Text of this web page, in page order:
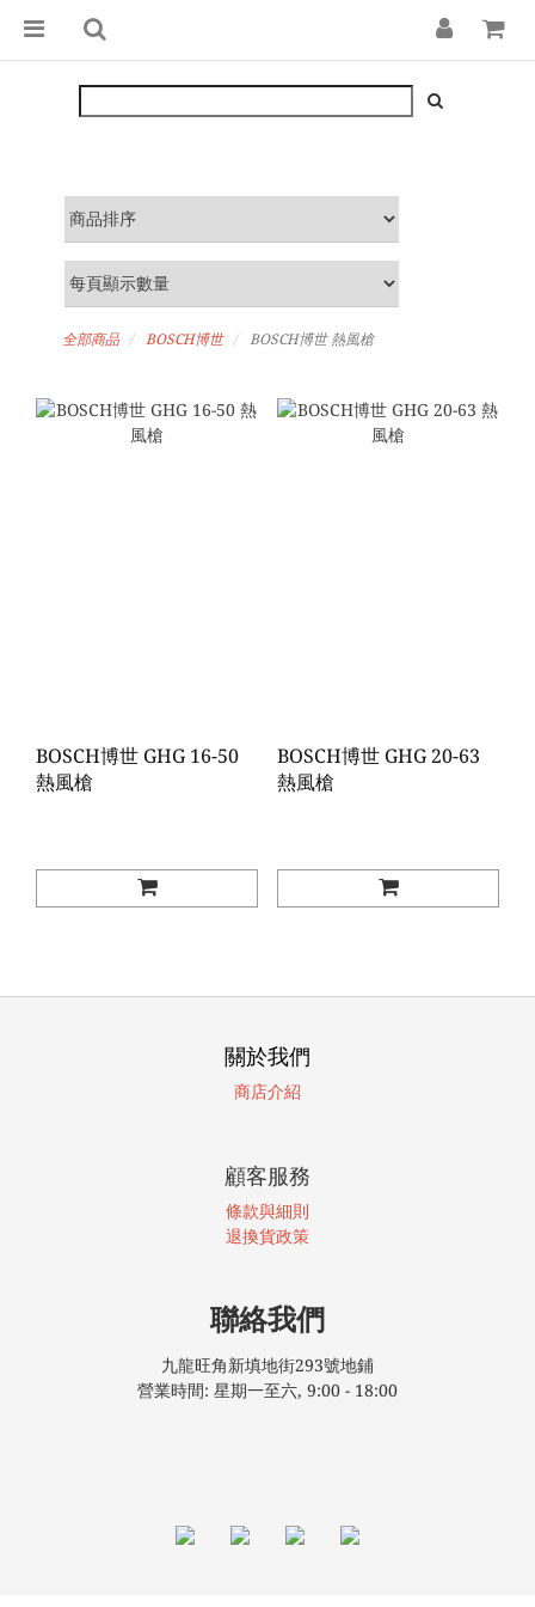
全部商品 BOSCH博世 BOSCH博世 熱風槍
BOSCH博世 GHG 16-50
熱風槍
BOSCH博世 GHG 20-63
熱風槍
關於我們
商店介紹
顧客服務
條款與細則
退換貨政策
聯絡我們
九龍旺角新填地街293號地鋪
營業時間: 星期一至六, 9:00 - 18:00